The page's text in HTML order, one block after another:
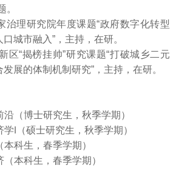
。
治理研究院年度课题“政府数字化转型
城市融入”，主持，在研。
区“揭榜挂帅”研究课题“打破城乡二元
展的体制机制研究”，主持，在研。
（博士研究生，秋季学期）
Ⅰ（硕士研究生，秋季学期）
科生，春季学期）
本科生，春季学期）